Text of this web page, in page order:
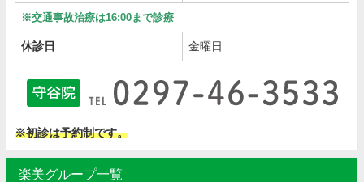
※交通事故治療は16:00まで診療
休診日 金曜日
※初診は予約制です。
楽美グループ一覧